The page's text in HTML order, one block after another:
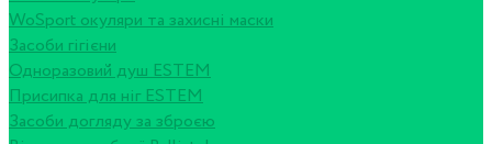
WoSport окуляри та захисні маски
Засоби гігієни
Одноразовий душ ESTEM
Присипка для ніг ESTEM
Засоби догляду за зброєю